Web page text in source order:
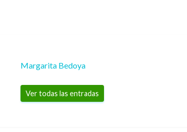
Margarita Bedoya
Ver todas las entradas